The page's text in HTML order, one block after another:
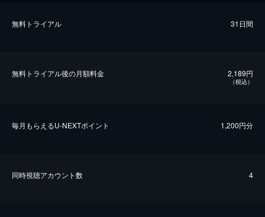
無料トライアル 31日間
無料トライアル後の⽉額料金 2,189円
（税込）
毎⽉もらえるU-NEXTポイント 1,200円分
同時視聴アカウント数 4